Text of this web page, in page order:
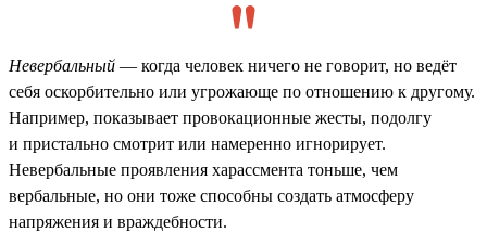
Невербальный — когда человек ничего не говорит, но ведёт
себя оскорбительно или угрожающе по отношению к другому.
Например, показывает провокационные жесты, подолгу
и пристально смотрит или намеренно игнорирует.
Невербальные проявления харассмента тоньше, чем
вербальные, но они тоже способны создать атмосферу
напряжения и враждебности.